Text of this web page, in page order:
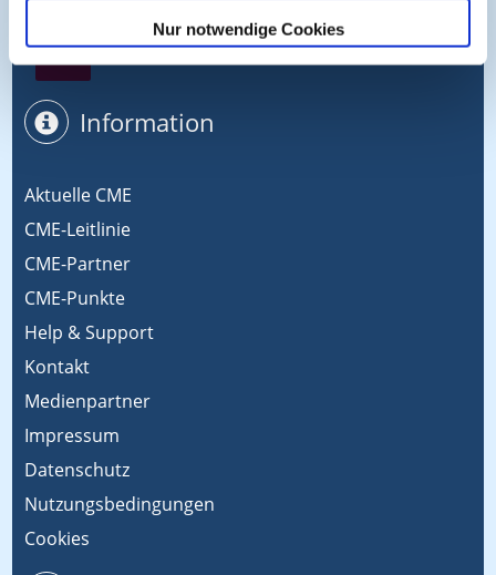
Nur notwendige Cookies
Gemeinsam gegen ADIPOSITAS
Information
Aktuelle CME
CME-Leitlinie
CME-Partner
CME-Punkte
Help & Support
Kontakt
Medienpartner
Impressum
Datenschutz
Nutzungsbedingungen
Cookies